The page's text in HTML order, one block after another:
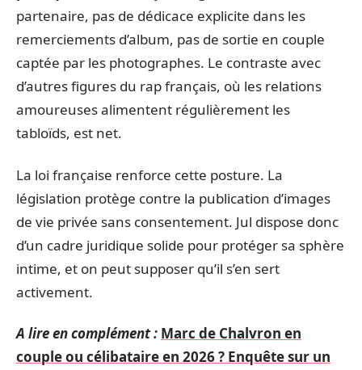
partenaire, pas de dédicace explicite dans les
remerciements d’album, pas de sortie en couple
captée par les photographes. Le contraste avec
d’autres figures du rap français, où les relations
amoureuses alimentent régulièrement les
tabloïds, est net.
La loi française renforce cette posture. La
législation protège contre la publication d’images
de vie privée sans consentement. Jul dispose donc
d’un cadre juridique solide pour protéger sa sphère
intime, et on peut supposer qu’il s’en sert
activement.
A lire en complément : Marc de Chalvron en
couple ou célibataire en 2026 ? Enquête sur un